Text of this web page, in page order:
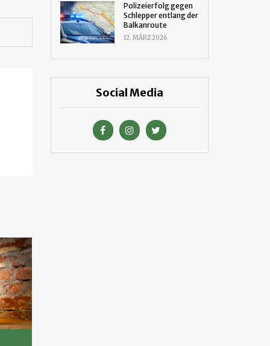
Polizeierfolg gegen
Schlepper entlang der
Balkanroute
12. MÄRZ 2026
Social Media